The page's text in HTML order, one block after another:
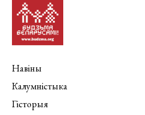
Навіны
Калумністыка
Гісторыя